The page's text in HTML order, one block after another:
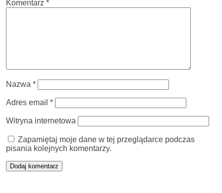
Komentarz *
Nazwa *
Adres email *
Witryna internetowa
Zapamiętaj moje dane w tej przeglądarce podczas
pisania kolejnych komentarzy.